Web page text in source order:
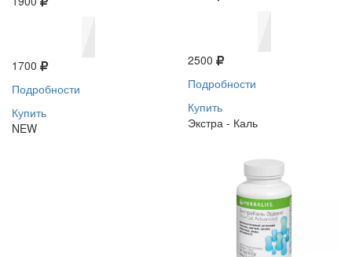
1700
Подробности
Купить
NEW
2500
Подробности
Купить
Экстра - Каль